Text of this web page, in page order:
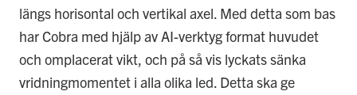
längs horisontal och vertikal axel. Med detta som bas
har Cobra med hjälp av AI-verktyg format huvudet
och omplacerat vikt, och på så vis lyckats sänka
vridningmomentet i alla olika led. Detta ska ge